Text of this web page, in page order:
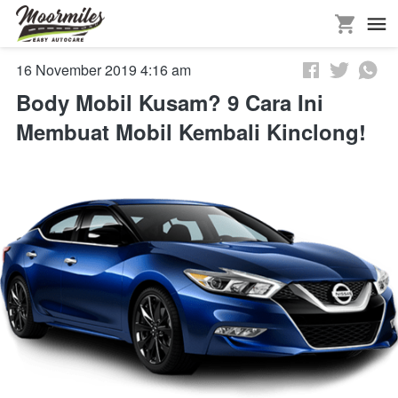
16 November 2019 4:16 am
Body Mobil Kusam? 9 Cara Ini
Membuat Mobil Kembali Kinclong!